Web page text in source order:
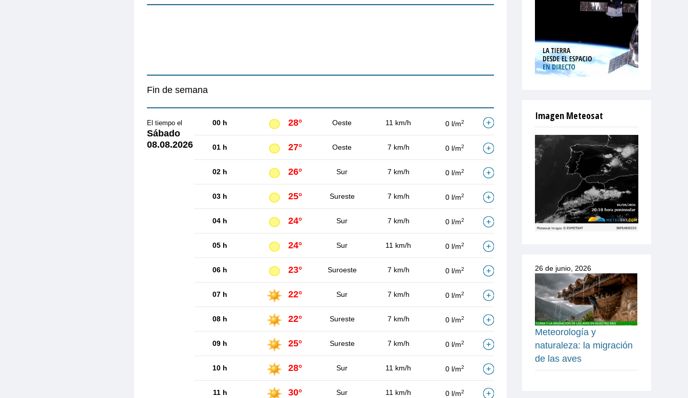
Fin de semana
El tiempo el
Sábado
08.08.2026
00 h 28° Oeste 11 km/h 0 l/m2
01 h 27° Oeste 7 km/h 0 l/m2
02 h 26° Sur 7 km/h 0 l/m2
03 h 25° Sureste 7 km/h 0 l/m2
04 h 24° Sur 7 km/h 0 l/m2
05 h 24° Sur 11 km/h 0 l/m2
06 h 23° Suroeste 7 km/h 0 l/m2
07 h 22° Sur 7 km/h 0 l/m2
08 h 22° Sureste 7 km/h 0 l/m2
09 h 25° Sureste 7 km/h 0 l/m2
10 h 28° Sur 11 km/h 0 l/m2
11 h 30° Sur 11 km/h 0 l/m2
Imagen Meteosat
26 de junio, 2026
Meteorología y
naturaleza: la migración
de las aves